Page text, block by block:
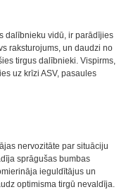
dalībnieku vidū, ir parādījies
raksturojums, un daudzi no
tirgus dalībnieki. Vispirms,
uz krīzi ASV, pasaules
nervozitāte par situāciju
sprāgušas bumbas
ieguldītājus un
optimisma tirgū nevaldīja.